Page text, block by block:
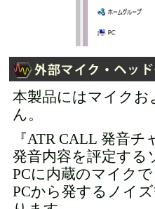
本製品にはマイク
ん。
『ATR CALL 発音
発音内容を評定する
PCに内蔵のマイク
PCから発するノイ